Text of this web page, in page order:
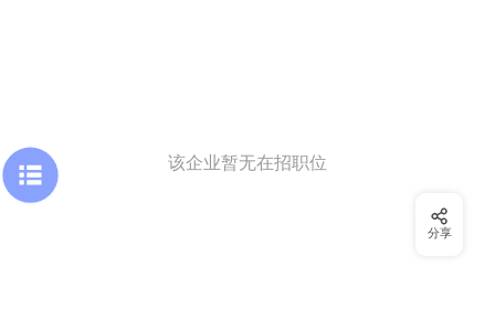
该企业暂无在招职位
分享